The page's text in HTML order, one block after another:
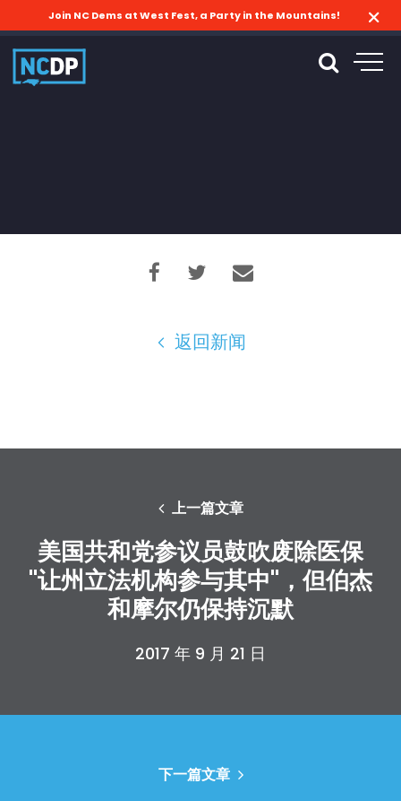
Join NC Dems at West Fest, a Party in the Mountains!
返回新闻
上一篇文章
美国共和党参议员鼓吹废除医保
"让州立法机构参与其中"，但伯杰
和摩尔仍保持沉默
2017 年 9 月 21 日
下一篇文章